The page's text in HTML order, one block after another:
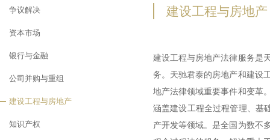
建设工程与房地产
建设工程与房地产法律服务是
务。天驰君泰的房地产和建设
地产法律领域重要事件和变革
涵盖建设工程全过程管理、基
产开发等领域。是全国为数不
争议解决
资本市场
银行与金融
公司并购与重组
建设工程与房地产
知识产权